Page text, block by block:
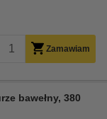
Zamawiam
bawełny, 380